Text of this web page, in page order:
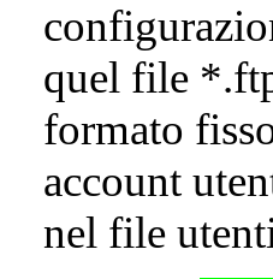
quel file
formato
account
nel file